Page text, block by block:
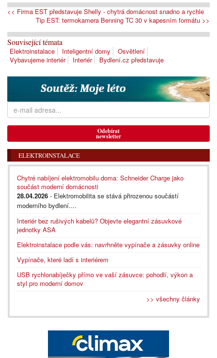
<< Firma EST představuje Shelly - chytrá domácnost snadno a rychle
Tip EST: termokamera Benning TC 30 v kapesním formátu >>
Související témata
Elektroinstalace Inteligentní domy
Osvětlení
Vybavujeme interiér
Interiér Bydlení.cz představuje
Odebírat
newsletter
ELEKTROINSTALACE
Chytré nabíjení elektromobilu doma: Schneider Charge jako
součást moderní domácnosti
28.04.2026 - Elektromobilita se stává přirozenou součástí
moderního bydlení....
Interiér bez rušivých kabelů? Objevte elegantní zásuvkové
jednotky ASA
Elektroinstalace podle vás: navrhněte vypínače a zásuvky online
Vypínače, které ladí s interiérem
USB rychlonabíječky přímo ve vaší zásuvce: pohodlí, výkon a
styl pro moderní domov
>> všechny články